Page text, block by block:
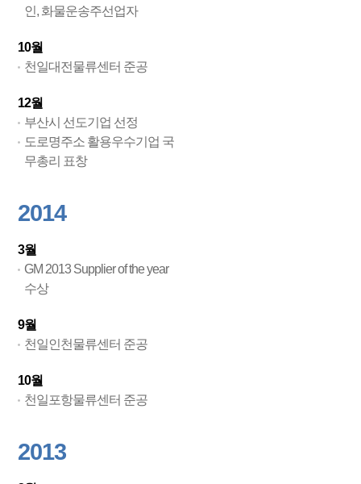
인, 화물운송주선업자
10월
천일대전물류센터 준공
12월
부산시 선도기업 선정
도로명주소 활용우수기업 국
무총리 표창
2014
3월
GM 2013 Supplier of the year
수상
9월
천일인천물류센터 준공
10월
천일포항물류센터 준공
2013